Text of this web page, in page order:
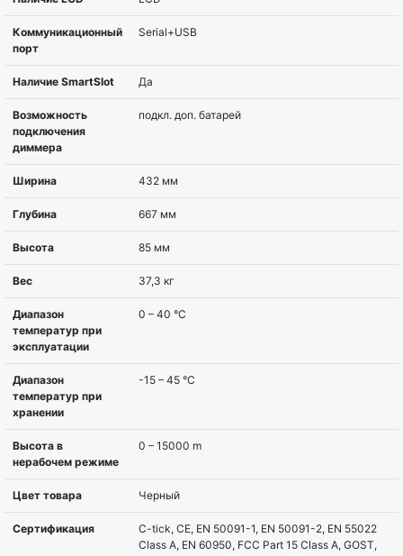
Серия вендора
Топология Интерактивная
Мощность, ВА
Мощность, Вт
Исполнение Монтируемый в стойку/башня